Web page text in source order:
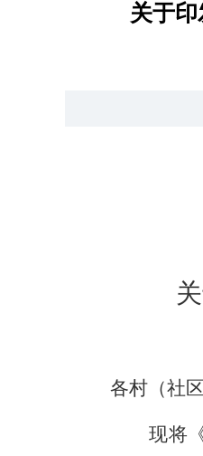
关于
各村（社
现将